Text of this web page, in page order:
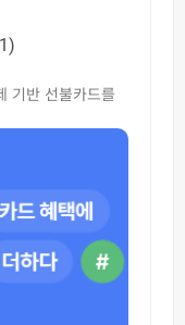
기반 선불카드를